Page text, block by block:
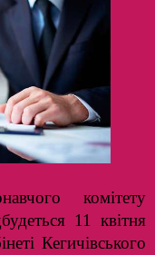
комітету
11 квітня
Кегичівського